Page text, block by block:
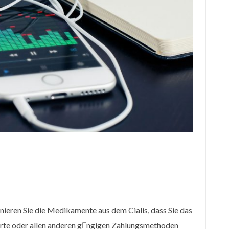
Sie die Medikamente aus dem Cialis, dass Sie das
oder allen anderen gГngigen Zahlungsmethoden